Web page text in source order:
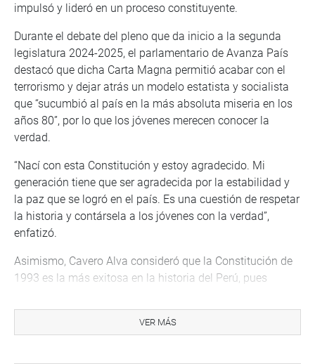
impulsó y lideró en un proceso constituyente.
Durante el debate del pleno que da inicio a la segunda
legislatura 2024-2025, el parlamentario de Avanza País
destacó que dicha Carta Magna permitió acabar con el
terrorismo y dejar atrás un modelo estatista y socialista
que “sucumbió al país en la más absoluta miseria en los
años 80”, por lo que los jóvenes merecen conocer la
verdad.
“Nací con esta Constitución y estoy agradecido. Mi
generación tiene que ser agradecida por la estabilidad y
la paz que se logró en el país. Es una cuestión de respetar
la historia y contársela a los jóvenes con la verdad”,
enfatizó.
Asimismo, Cavero Alva consideró que la Constitución de
1993 es la más exitosa en la historia del Perú, pues
desigualdad. Destacó, además, que trajo estabilidad
económica y una de las monedas más estables no solo
VER MÁS